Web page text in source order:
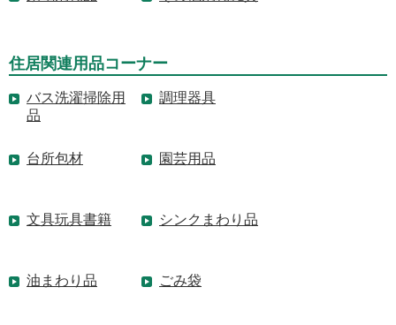
住居関連用品コーナー
バス洗濯掃除用
品
調理器具
台所包材 園芸用品
文具玩具書籍 シンクまわり品
油まわり品 ごみ袋